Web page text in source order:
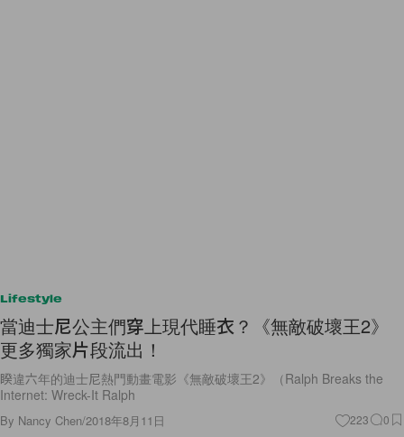
Lifestyle
當迪士尼公主們穿上現代睡衣？《無敵破壞王2》
更多獨家片段流出！
睽違六年的迪士尼熱門動畫電影《無敵破壞王2》（Ralph Breaks the
Internet: Wreck-It Ralph
By Nancy Chen/2018年8月11日 223 0